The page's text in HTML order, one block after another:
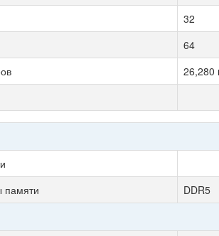
32
64
26,280
памяти
DDR5